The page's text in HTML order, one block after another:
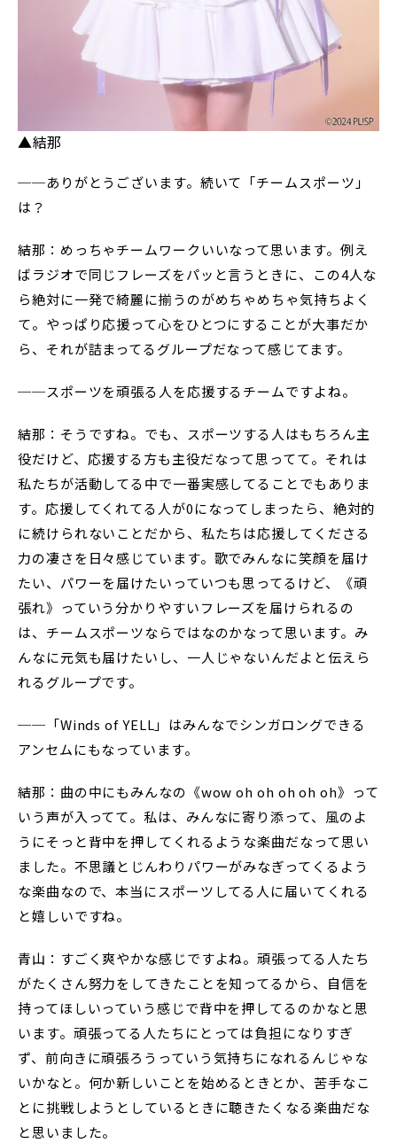
▲結那
──ありがとうございます。続いて「チームスポーツ」
は？
結那：めっちゃチームワークいいなって思います。例え
ばラジオで同じフレーズをパッと言うときに、この4人な
ら絶対に一発で綺麗に揃うのがめちゃめちゃ気持ちよく
て。やっぱり応援って心をひとつにすることが大事だか
ら、それが詰まってるグループだなって感じてます。
──スポーツを頑張る人を応援するチームですよね。
結那：そうですね。でも、スポーツする人はもちろん主
役だけど、応援する方も主役だなって思ってて。それは
私たちが活動してる中で一番実感してることでもありま
す。応援してくれてる人が0になってしまったら、絶対的
に続けられないことだから、私たちは応援してくださる
力の凄さを日々感じています。歌でみんなに笑顔を届け
たい、パワーを届けたいっていつも思ってるけど、《頑
張れ》っていう分かりやすいフレーズを届けられるの
は、チームスポーツならではなのかなって思います。み
んなに元気も届けたいし、一人じゃないんだよと伝えら
れるグループです。
──「Winds of YELL」はみんなでシンガロングできる
アンセムにもなっています。
結那：曲の中にもみんなの《wow oh oh oh oh oh》って
いう声が入ってて。私は、みんなに寄り添って、風のよ
うにそっと背中を押してくれるような楽曲だなって思い
ました。不思議とじんわりパワーがみなぎってくるよう
な楽曲なので、本当にスポーツしてる人に届いてくれる
と嬉しいですね。
青山：すごく爽やかな感じですよね。頑張ってる人たち
がたくさん努力をしてきたことを知ってるから、自信を
持ってほしいっていう感じで背中を押してるのかなと思
います。頑張ってる人たちにとっては負担になりすぎ
ず、前向きに頑張ろうっていう気持ちになれるんじゃな
いかなと。何か新しいことを始めるときとか、苦手なこ
とに挑戦しようとしているときに聴きたくなる楽曲だな
と思いました。